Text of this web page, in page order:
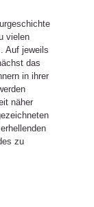
vielen
Auf jeweils
das
in ihrer
näher
zu